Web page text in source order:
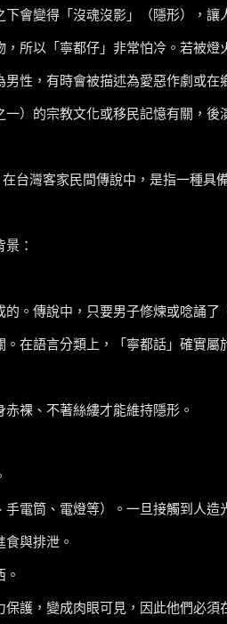
會變得「沒魂沒影」（隱形），
所以「寧都仔」非常怕冷。若被燈
性，有時會被描述為愛惡作劇或在
）的宗教文化或移民記憶有關，後
在台灣客家民間傳說中，是指一種
：
。傳說中，只要男子修煉或唸誦
在語言分類上，「寧都話」確實
裸、不著絲縷才能維持隱形。
電筒、電燈等）。一旦接觸到人造
與排泄。
護，變成肉眼可見，因此他們必須